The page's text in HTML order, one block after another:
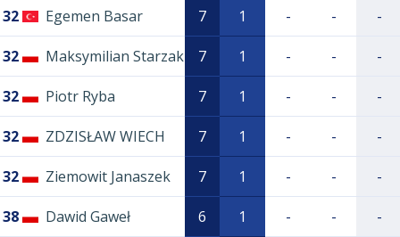
32 Egemen Basar 7 1 - - -
32 Maksymilian Starzak 7 1 - - -
32 Piotr Ryba 7 1 - - -
32 ZDZISŁAW WIECH 7 1 - - -
32 Ziemowit Janaszek 7 1 - - -
38 Dawid Gaweł 6 1 - - -